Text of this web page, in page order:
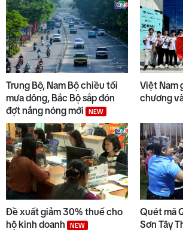
Thời sự chiều 07/8/
Trung Bộ, Nam Bộ chiều tối
mưa dông, Bắc Bộ sắp đón
đợt nắng nóng mới
NEW
Việt Nam
chương
Đề xuất giảm 30% thuế cho
hộ kinh doanh
NEW
Quét mã
Sơn Tây